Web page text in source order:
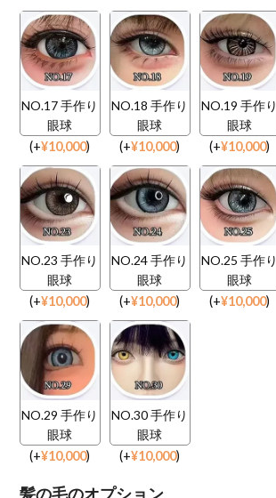
NO.17 手作り
眼球
(+¥10,000)
NO.18 手作り
眼球
(+¥10,000)
NO.19 手作り
眼球
(+¥10,000)
NO.23 手作り
眼球
(+¥10,000)
NO.24 手作り
眼球
(+¥10,000)
NO.25 手作り
眼球
(+¥10,000)
NO.29 手作り
眼球
(+¥10,000)
NO.30 手作り
眼球
(+¥10,000)
髪の毛のオプション